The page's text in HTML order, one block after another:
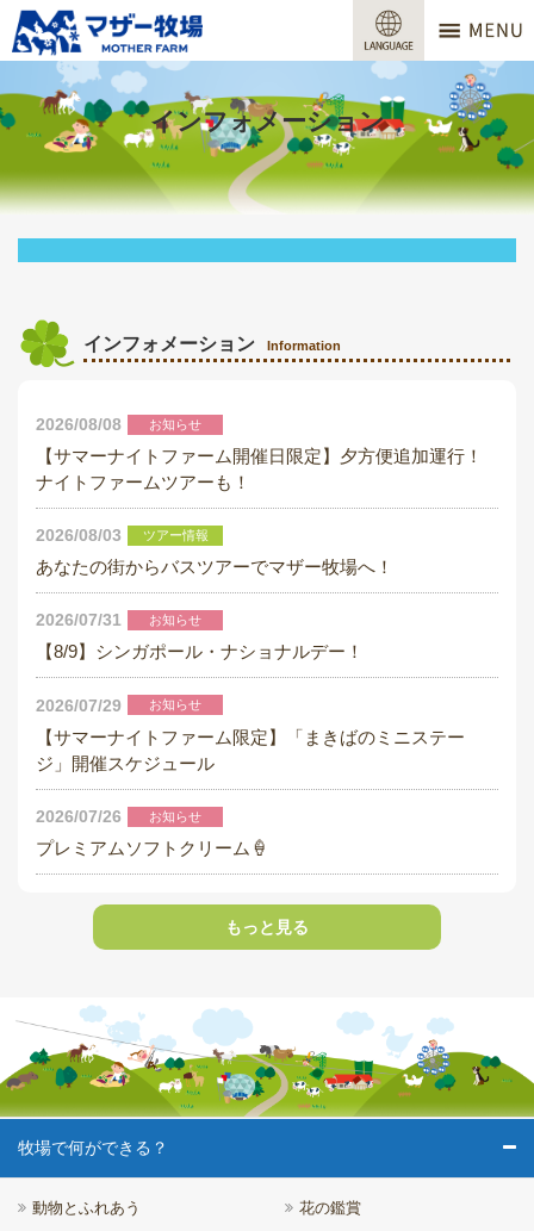
営業時間
料金
交通アクセス
サービスガイド
団体プラン
インフォメーション
インフォメーション Information
2026/08/08 お知らせ
【サマーナイトファーム開催日限定】夕方便追加運行！
ナイトファームツアーも！
2026/08/03 ツアー情報
あなたの街からバスツアーでマザー牧場へ！
2026/07/31 お知らせ
【8/9】シンガポール・ナショナルデー！
2026/07/29 お知らせ
【サマーナイトファーム限定】「まきばのミニステー
ジ」開催スケジュール
2026/07/26 お知らせ
プレミアムソフトクリーム🍦
もっと見る
牧場で何ができる？
動物とふれあう 花の鑑賞